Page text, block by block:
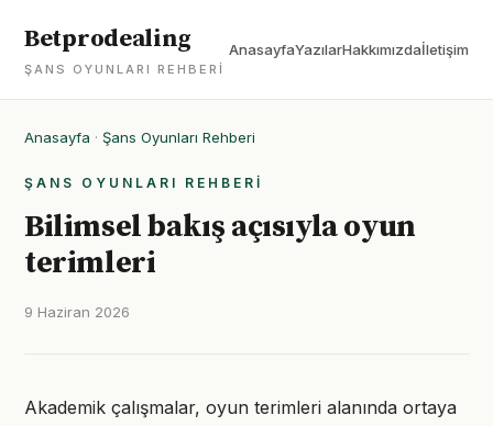
Betprodealing
ŞANS OYUNLARI REHBERI
AnasayfaYazılarHakkımızdaİletişim
Anasayfa · Şans Oyunları Rehberi
ŞANS OYUNLARI REHBERI
Bilimsel bakış açısıyla oyun
terimleri
9 Haziran 2026
Akademik çalışmalar, oyun terimleri alanında ortaya